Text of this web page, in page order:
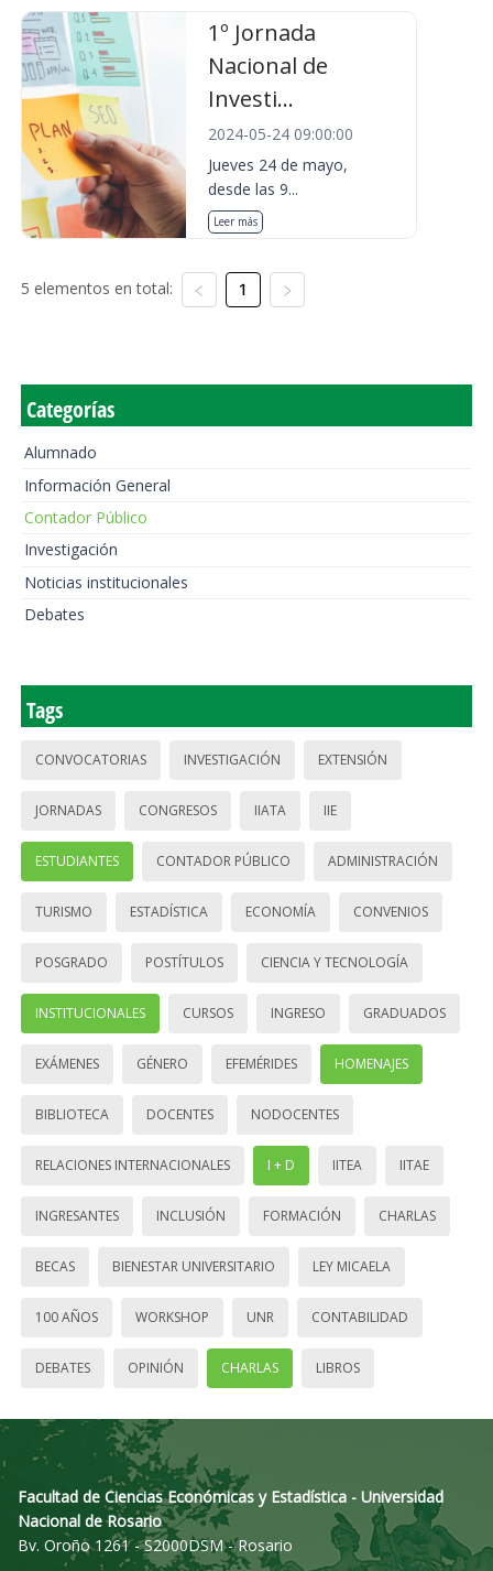
1º Jornada
Nacional de
Investi...
2024-05-24 09:00:00
Jueves 24 de mayo,
desde las 9...
Leer más
5 elementos en total: 1
Categorías
Alumnado
Información General
Contador Público
Investigación
Noticias institucionales
Debates
Tags
CONVOCATORIAS INVESTIGACIÓN EXTENSIÓN
JORNADAS CONGRESOS IIATA IIE
ESTUDIANTES CONTADOR PÚBLICO ADMINISTRACIÓN
TURISMO ESTADÍSTICA ECONOMÍA CONVENIOS
POSGRADO POSTÍTULOS CIENCIA Y TECNOLOGÍA
INSTITUCIONALES CURSOS INGRESO GRADUADOS
EXÁMENES GÉNERO EFEMÉRIDES HOMENAJES
BIBLIOTECA DOCENTES NODOCENTES
RELACIONES INTERNACIONALES I + D IITEA IITAE
INGRESANTES INCLUSIÓN FORMACIÓN CHARLAS
BECAS BIENESTAR UNIVERSITARIO LEY MICAELA
100 AÑOS WORKSHOP UNR CONTABILIDAD
DEBATES OPINIÓN CHARLAS LIBROS
Facultad de Ciencias Económicas y Estadística - Universidad
Nacional de Rosario
Bv. Oroño 1261 - S2000DSM - Rosario